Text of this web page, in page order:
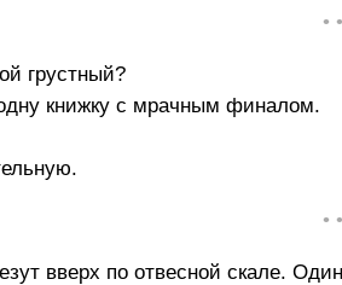
•
грустный?
книжку с мрачным финалом.
•
вверх по отвесной скале.